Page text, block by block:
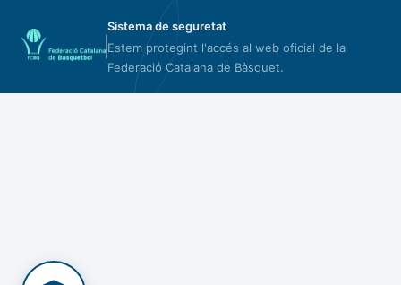
Sistema de seguretat
Estem protegint l'accés al web oficial de la
Federació Catalana de Bàsquet.